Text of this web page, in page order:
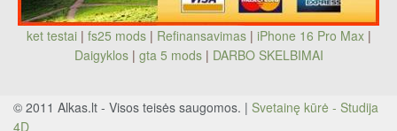
ket testai | fs25 mods| Refinansavimas| iPhone 16 Pro Max|
Daigyklos| gta 5 mods | DARBO SKELBIMAI
© 2011 Alkas.lt - Visos teisės saugomos. | Svetainę kūrė - Studija
4D